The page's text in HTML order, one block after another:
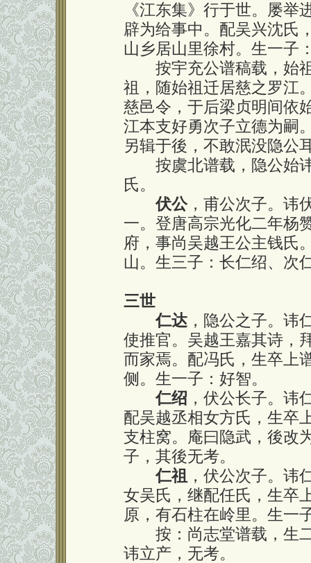
《江东集》行于世。屡
辟为给事中。配吴兴沈氏
山乡居山里徐村。生一子
按宇充公谱稿载，始祖
祖，随始祖迁居慈之罗江
慈邑令，于后梁贞明间依
江本支好勇次子立德为嗣
另辑于後，不敢泯没隐公
按虞北谱载，隐公始讳
氏。
伏公，甫公次子。讳
一。登唐高宗光化二年杨
府，事尚吴越王公主钱氏
山。生三子：长仁绍、次
三世
仁达 ，隐公之子。讳
使推官。吴越王嘉其诗，
而家焉。配冯氏，生卒上
侧。生一子：好智。
仁绍 ，伏公长子。讳
配吴越丞相女方氏，生卒
支柱窝。庵曰隐武，後改
子，其後无考。
仁祖 ，伏公次子。讳
女吴氏，继配任氏，生卒
原，有石柱在岭里。生一
按：尚志堂谱载，生二
讳立产，无考。